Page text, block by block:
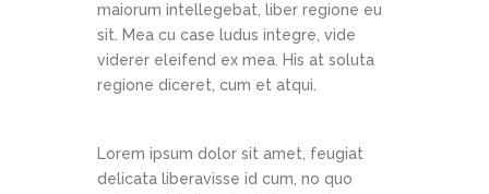
maiorum intellegebat, liber regione eu
sit. Mea cu case ludus integre, vide
viderer eleifend ex mea. His at soluta
regione diceret, cum et atqui.
Lorem ipsum dolor sit amet, feugiat
delicata liberavisse id cum, no quo